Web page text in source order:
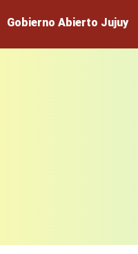
Gobierno Abierto Jujuy